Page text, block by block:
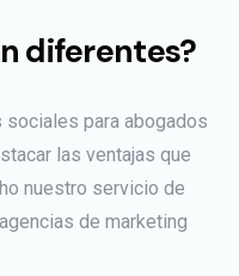
diferentes?
para abogados
las ventajas que
nuestro servicio de
de marketing